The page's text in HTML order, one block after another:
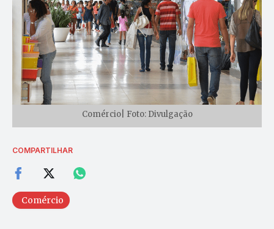
Comércio| Foto: Divulgação
COMPARTILHAR
Comércio